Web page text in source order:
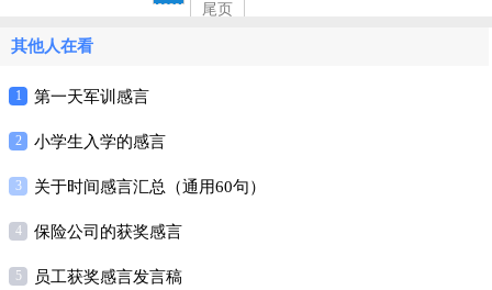
尾页
其他人在看
1 第一天军训感言
2 小学生入学的感言
3 关于时间感言汇总（通用60句）
4 保险公司的获奖感言
5 员工获奖感言发言稿